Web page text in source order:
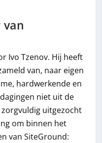
Ivo Tzenov. Hij heeft
van, naar eigen
hardwerkende en
niet uit de
zorgvuldig uitgezocht
om binnen het
van SiteGround: